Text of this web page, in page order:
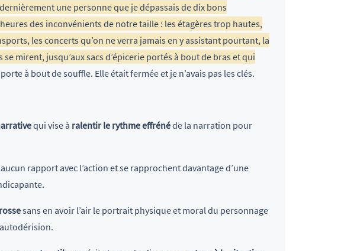
une personne que je dépassais de dix bons
des inconvénients de notre taille : les étagères trop hautes,
les concerts qu’on ne verra jamais en y assistant pourtant, la
mirent, jusqu’aux sacs d’épicerie portés à bout de bras et qui
à bout de souffle. Elle était fermée et je n’avais pas les clés.
qui vise à ralentir le rythme effrénéde la narration pour
rapport avec l’action et se rapprochent davantage d’une
sans en avoir l’air le portrait physique et moral du personnage